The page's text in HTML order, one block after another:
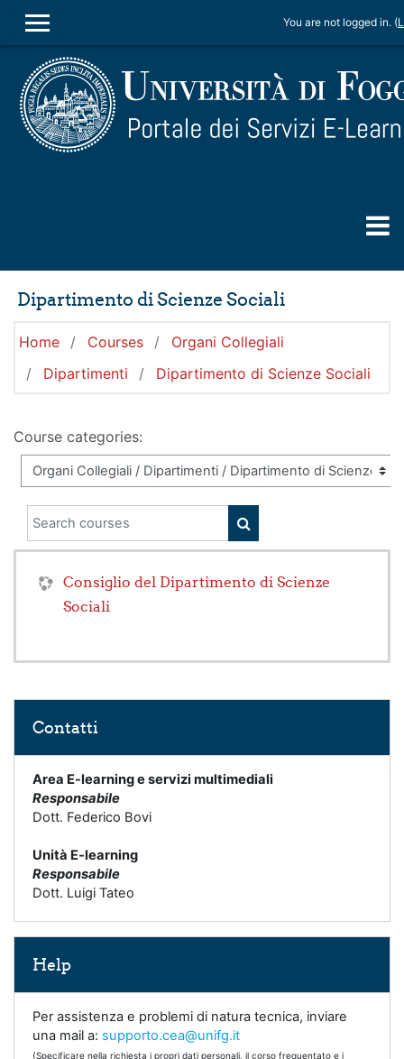
SIDE PANEL
You are not logged in. (
Dipartimento di Scienze Sociali
Home Courses
Organi Collegiali
Dipartimenti
Dipartimento di Scienze Sociali
Course categories:
Search courses
SEARCH COURSES
Consiglio del Dipartimento di Scienze
Sociali
Contatti
Area E-learning e servizi multimediali
Responsabile
Dott. Federico Bovi
Unità E-learning
Responsabile
Dott. Luigi Tateo
Help
Per assistenza e problemi di natura tecnica, inviare
una mail a: supporto.cea@unifg.it
(Specificare nella richiesta i propri dati personali, il corso frequentato e i